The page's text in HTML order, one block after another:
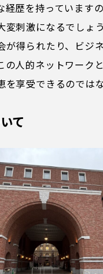
経歴を持っています
変刺激になるでしょう
が得られたり、ビジ
の人的ネットワーク
を享受できるのでは
て